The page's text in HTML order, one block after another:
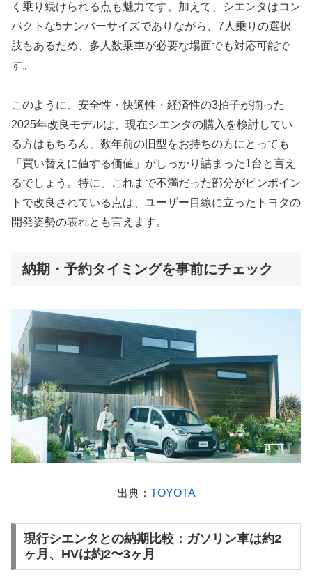
く乗り続けられる点も魅力です。加えて、シエンタはコン
パクトな5ナンバーサイズでありながら、7人乗りの選択
肢もあるため、多人数乗車が必要な場面でも対応可能で
す。
このように、安全性・快適性・経済性の3拍子が揃った
2025年改良モデルは、現在シエンタの購入を検討してい
る方はもちろん、数年前の旧型をお持ちの方にとっても
「買い替えに値する価値」がしっかり詰まった1台と言え
るでしょう。特に、これまで不満だった部分がピンポイン
トで改良されている点は、ユーザー目線に立ったトヨタの
開発姿勢の表れとも言えます。
納期・予約タイミングを事前にチェック
出典： TOYOTA
現行シエンタとの納期比較：ガソリン車は約2
ヶ月、HVは約2〜3ヶ月